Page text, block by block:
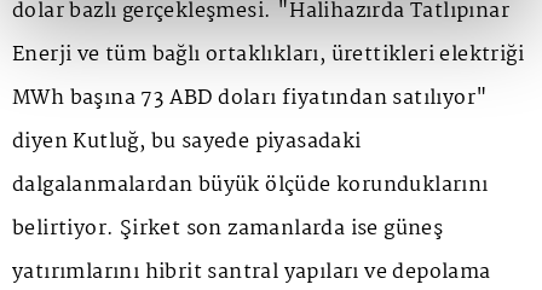
dolar bazlı gerçekleşmesi. "Halihazırda Tatlıpınar
Enerji ve tüm bağlı ortaklıkları, ürettikleri elektriği
MWh başına 73 ABD doları fiyatından satılıyor"
diyen Kutluğ, bu sayede piyasadaki
dalgalanmalardan büyük ölçüde korunduklarını
belirtiyor. Şirket son zamanlarda ise güneş
yatırımlarını hibrit santral yapıları ve depolama